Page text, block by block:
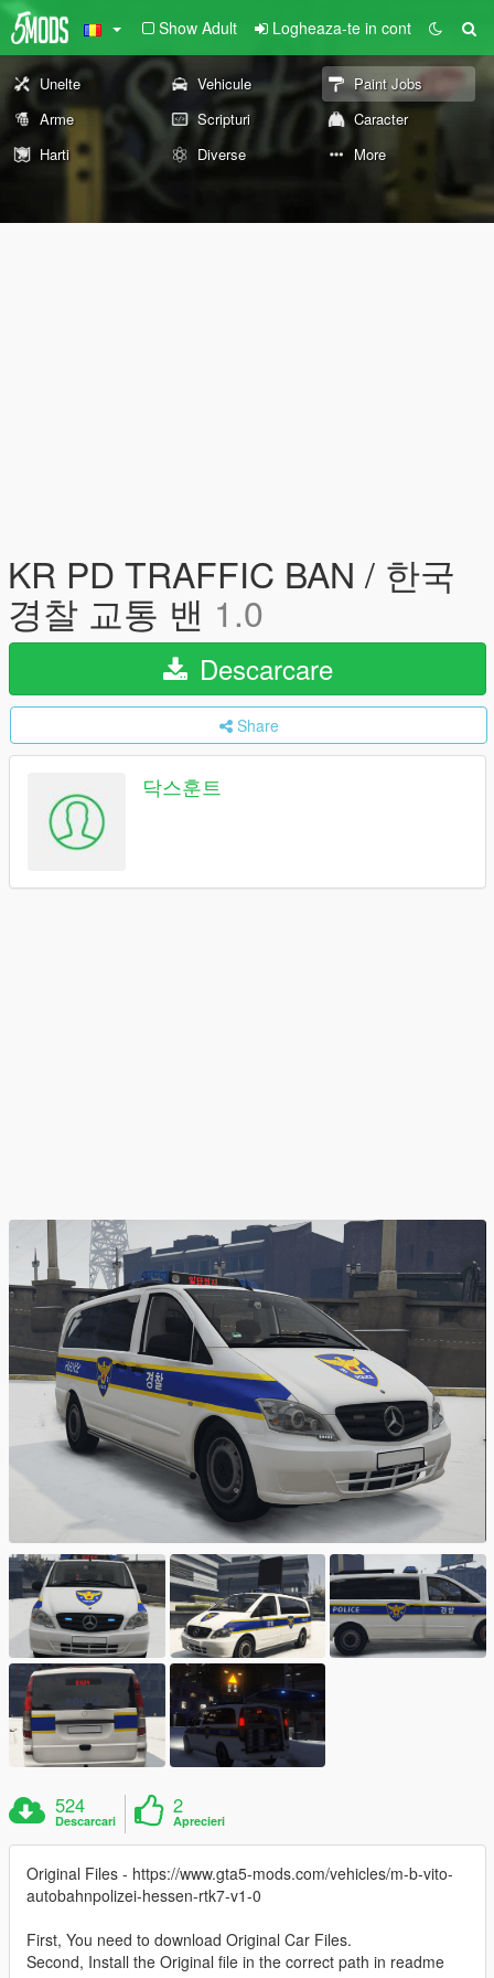
Show Adult Logheaza-te in cont
Unelte Vehicule
Paint Jobs
Arme
Scripturi
Caracter
Harti
Diverse More
KR PD TRAFFIC BAN / 한국
경찰 교통 밴 1.0
Descarcare
Share
닥스훈트
524
Descarcari
2
Aprecieri
Original Files - https://www.gta5-mods.com/vehicles/m-b-vito-
autobahnpolizei-hessen-rtk7-v1-0
First, You need to download Original Car Files.
Second, Install the Original file in the correct path in readme